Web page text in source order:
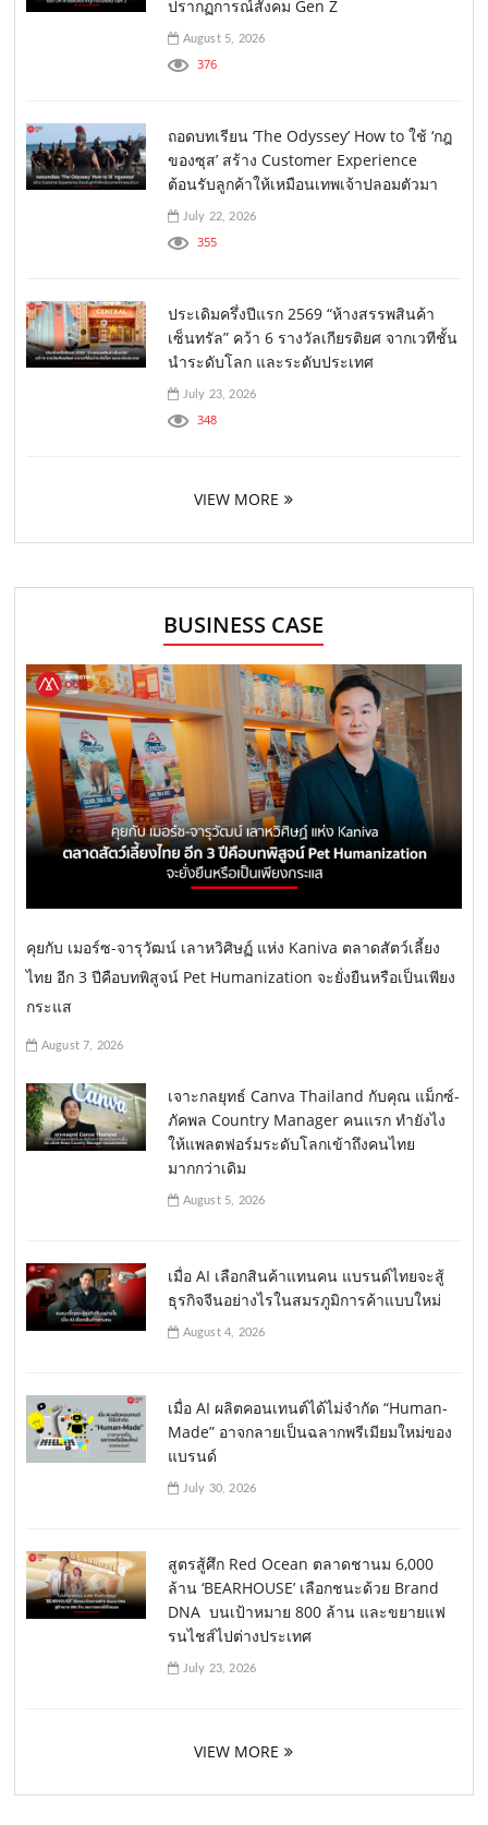
ปรากฏการณ์สังคม Gen Z
August 5, 2026
376
ถอดบทเรียน ‘The Odyssey’ How to ใช้ ‘กฎ
ของซุส’ สร้าง Customer Experience
ต้อนรับลูกค้าให้เหมือนเทพเจ้าปลอมตัวมา
July 22, 2026
355
ประเดิมครึ่งปีแรก 2569 “ห้างสรรพสินค้า
เซ็นทรัล” คว้า 6 รางวัลเกียรติยศ จากเวทีชั้น
นำระดับโลก และระดับประเทศ
July 23, 2026
348
VIEW MORE
BUSINESS CASE
คุยกับ เมอร์ซ-จารุวัฒน์ เลาหวิศิษฏ์ แห่ง Kaniva ตลาดสัตว์เลี้ยง
ไทย อีก 3 ปีคือบทพิสูจน์ Pet Humanization จะยั่งยืนหรือเป็นเพียง
กระแส
August 7, 2026
เจาะกลยุทธ์ Canva Thailand กับคุณ แม็กซ์-
ภัคพล Country Manager คนแรก ทำยังไง
ให้แพลตฟอร์มระดับโลกเข้าถึงคนไทย
มากกว่าเดิม
August 5, 2026
เมื่อ AI เลือกสินค้าแทนคน แบรนด์ไทยจะสู้
ธุรกิจจีนอย่างไรในสมรภูมิการค้าแบบใหม่
August 4, 2026
เมื่อ AI ผลิตคอนเทนต์ได้ไม่จำกัด “Human-
Made” อาจกลายเป็นฉลากพรีเมียมใหม่ของ
แบรนด์
July 30, 2026
สูตรสู้ศึก Red Ocean ตลาดชานม 6,000
ล้าน ‘BEARHOUSE’ เลือกชนะด้วย Brand
DNA บนเป้าหมาย 800 ล้าน และขยายแฟ
รนไชส์ไปต่างประเทศ
July 23, 2026
VIEW MORE